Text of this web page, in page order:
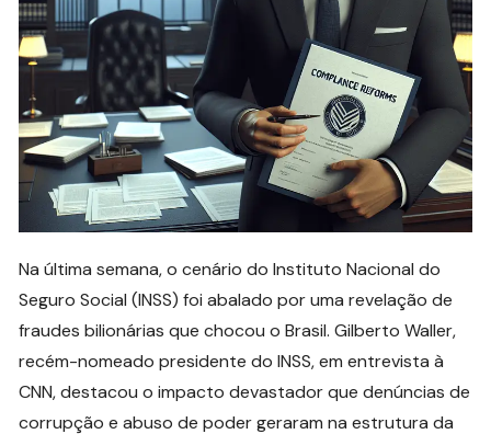
Na última semana, o cenário do Instituto Nacional do
Seguro Social (INSS) foi abalado por uma revelação de
fraudes bilionárias que chocou o Brasil. Gilberto Waller,
recém-nomeado presidente do INSS, em entrevista à
CNN, destacou o impacto devastador que denúncias de
corrupção e abuso de poder geraram na estrutura da